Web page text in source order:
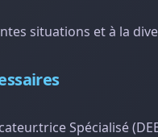
situations et à la
Spécialisé